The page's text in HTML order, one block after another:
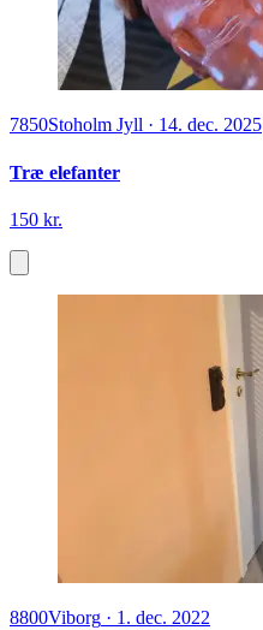
7850Stoholm Jyll · 14. dec. 2025
Træ elefanter
150 kr.
8800Viborg · 1. dec. 2022